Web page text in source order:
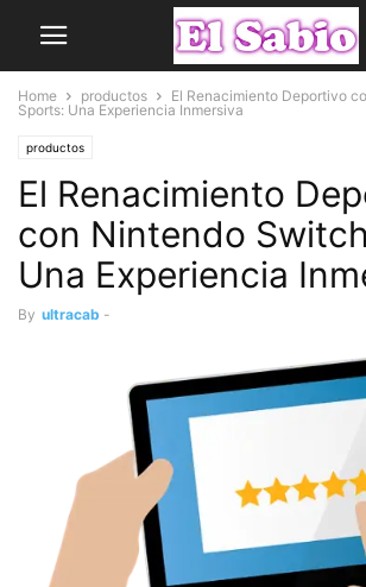
Home productos
El Renacimiento Deportivo
Sports: Una Experiencia Inmersiva
productos
El Renacimiento
con Nintendo
Una Experiencia
By ultracab -